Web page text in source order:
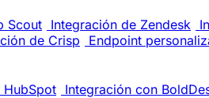
Scout Integración de Zendesk
de Crisp Endpoint
HubSpot Integración con